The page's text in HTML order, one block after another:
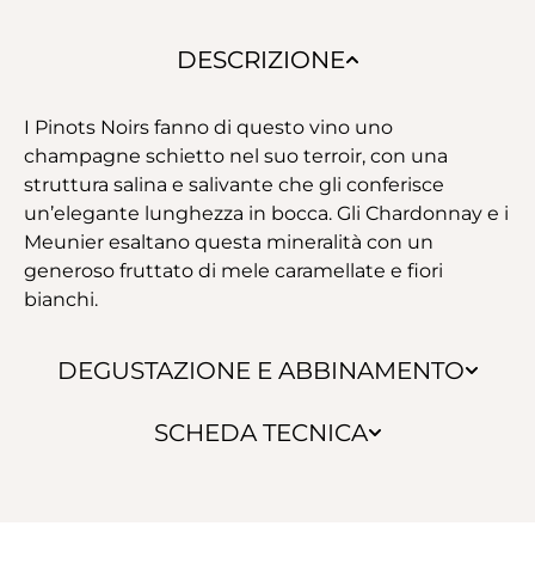
DESCRIZIONE
DEGUSTAZIONE E ABBINAMENTO
SCHEDA TECNICA
I Pinots Noirs fanno di questo vino uno
champagne schietto nel suo terroir, con una
struttura salina e salivante che gli conferisce
un’elegante lunghezza in bocca. Gli Chardonnay e i
Meunier esaltano questa mineralità con un
generoso fruttato di mele caramellate e fiori
bianchi.